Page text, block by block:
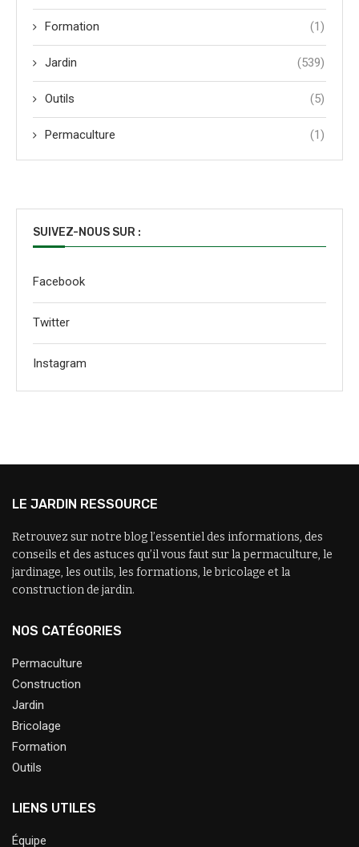
Formation (1)
Jardin (539)
Outils (5)
Permaculture (1)
SUIVEZ-NOUS SUR :
Facebook
Twitter
Instagram
LE JARDIN RESSOURCE
Retrouvez sur notre blog l’essentiel des informations, des
conseils et des astuces qu’il vous faut sur la permaculture, le
jardinage, les outils, les formations, le bricolage et la
construction de jardin.
NOS CATÉGORIES
Permaculture
Construction
Jardin
Bricolage
Formation
Outils
LIENS UTILES
Équipe